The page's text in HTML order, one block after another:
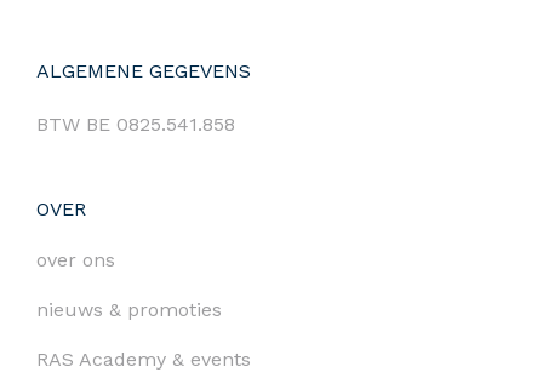
ALGEMENE GEGEVENS
BTW BE 0825.541.858
OVER
over ons
nieuws & promoties
RAS Academy & events